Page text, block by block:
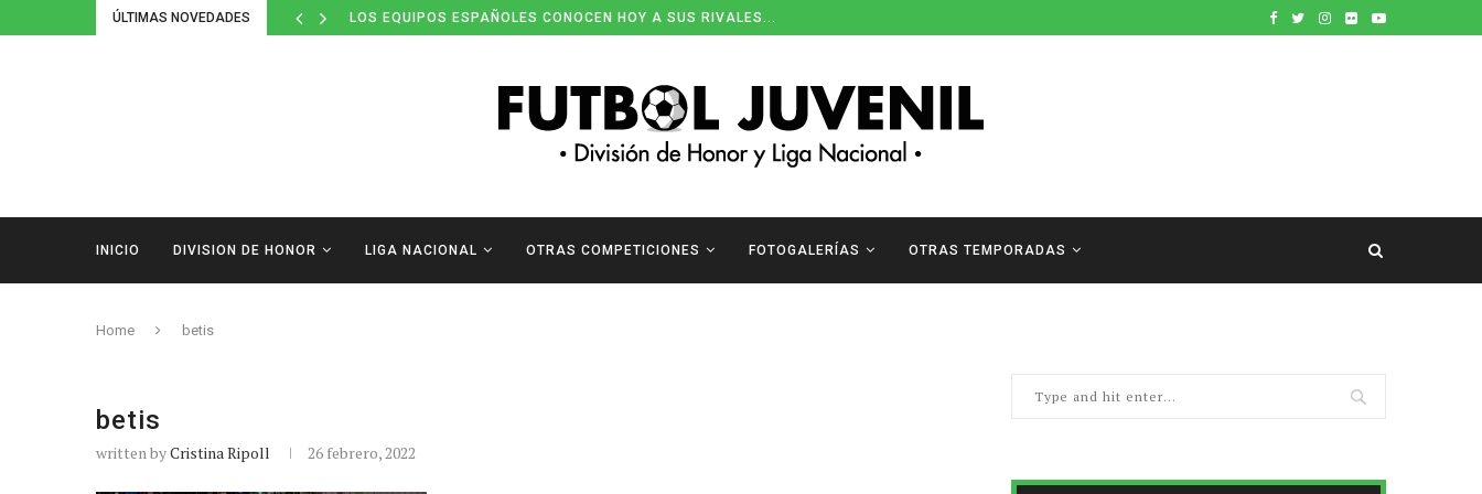
ÚLTIMAS NOVEDADES LOS EQUIPOS ESPAÑOLES CONOCEN HOY A SUS RIVALES...
INICIO DIVISION DE HONOR LIGA NACIONAL OTRAS COMPETICIONES FOTOGALERÍAS OTRAS TEMPORADAS
Home betis
betis
written byCristina Ripoll 26 febrero, 2022